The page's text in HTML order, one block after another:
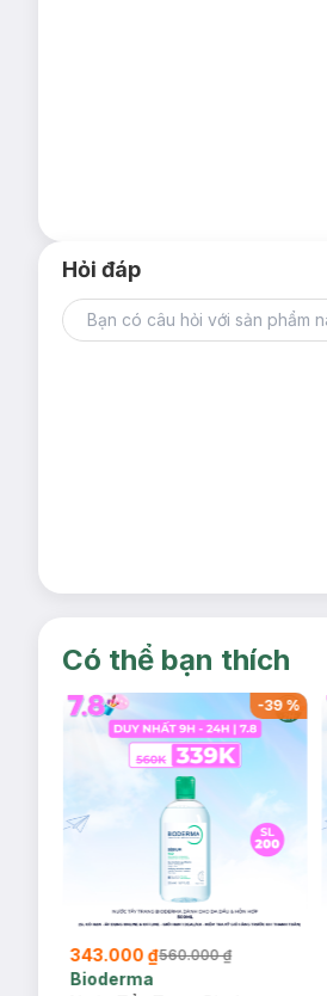
Hỏi đáp
Có thể bạn thích
-39%
343.000 ₫560.000 ₫
Bioderma